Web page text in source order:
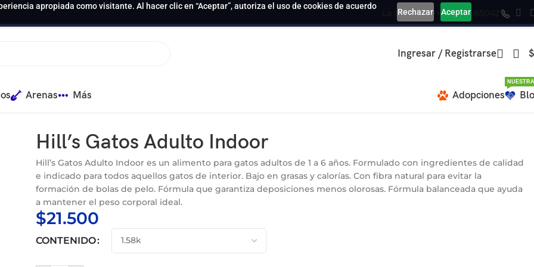
apropiada como visitante. Al hacer clic en “Aceptar”, autoriza el uso de cookies de acuerdo
Rechazar Aceptar
La Serena +569 39585042
Ingresar / Registrarse $
Arenas Más Adopciones
Hill’s Gatos Adulto Indoor
Hill’s Gatos Adulto Indoor es un alimento para gatos adultos de 1 a 6 años. Formulado con ingredientes de calidad
e indicado para todos aquellos gatos de interior. Bajo en grasas y calorías. Con fibra natural para evitar la
formación de bolas de pelo. Fórmula que garantiza deposiciones menos olorosas. Fórmula balanceada que ayuda
a mantener el peso corporal ideal.
$21.500
CONTENIDO